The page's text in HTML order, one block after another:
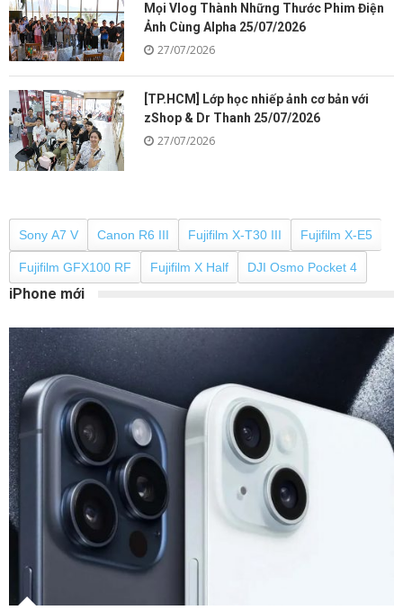
Mọi Vlog Thành Những Thước Phim Điện
Ảnh Cùng Alpha 25/07/2026
27/07/2026
[TP.HCM] Lớp học nhiếp ảnh cơ bản với
zShop & Dr Thanh 25/07/2026
27/07/2026
Sony A7 V Canon R6 III Fujifilm X-T30 III Fujifilm X-E5
Fujifilm GFX100 RF Fujifilm X Half DJI Osmo Pocket 4
iPhone mới